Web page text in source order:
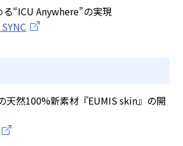
“ICU Anywhere”の実現
天然100%新素材『EUMIS skin』の開